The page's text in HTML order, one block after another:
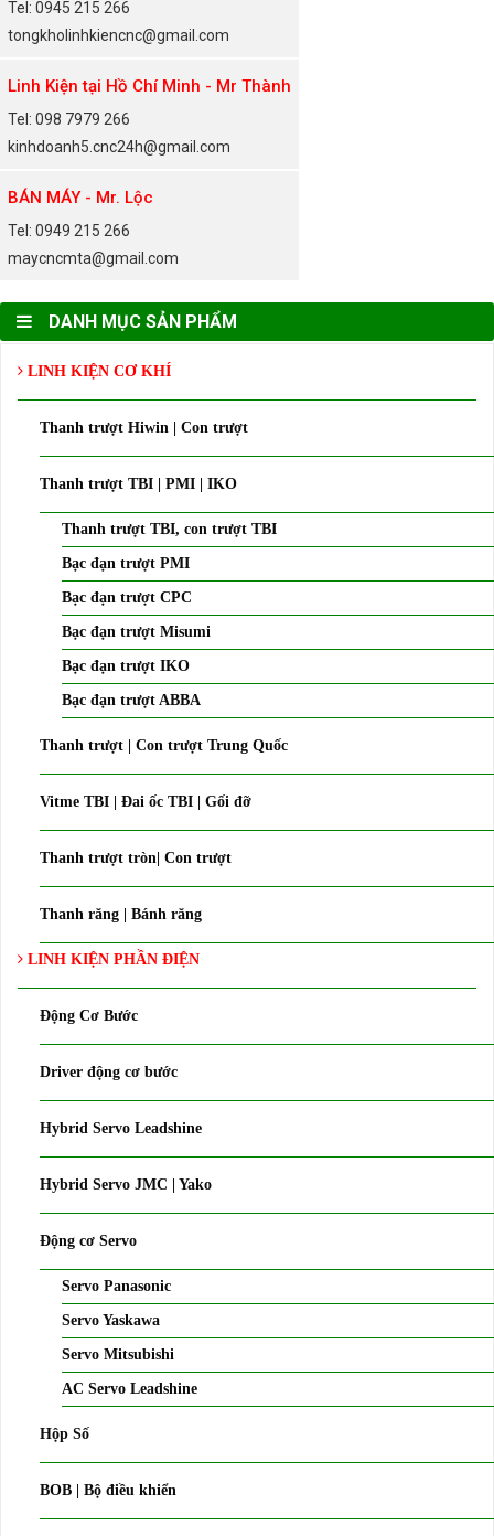
Tel: 0945 215 266
tongkholinhkiencnc@gmail.com
Linh Kiện tại Hồ Chí Minh - Mr Thành
Tel: 098 7979 266
kinhdoanh5.cnc24h@gmail.com
BÁN MÁY - Mr. Lộc
Tel: 0949 215 266
maycncmta@gmail.com
DANH MỤC SẢN PHẨM
LINH KIỆN CƠ KHÍ
Thanh trượt Hiwin | Con trượt
Thanh trượt TBI | PMI | IKO
Thanh trượt TBI, con trượt TBI
Bạc đạn trượt PMI
Bạc đạn trượt CPC
Bạc đạn trượt Misumi
Bạc đạn trượt IKO
Bạc đạn trượt ABBA
Thanh trượt | Con trượt Trung Quốc
Vitme TBI | Đai ốc TBI | Gối đỡ
Thanh trượt tròn| Con trượt
Thanh răng | Bánh răng
LINH KIỆN PHẦN ĐIỆN
Động Cơ Bước
Driver động cơ bước
Hybrid Servo Leadshine
Hybrid Servo JMC | Yako
Động cơ Servo
Servo Panasonic
Servo Yaskawa
Servo Mitsubishi
AC Servo Leadshine
Hộp Số
BOB | Bộ điều khiển